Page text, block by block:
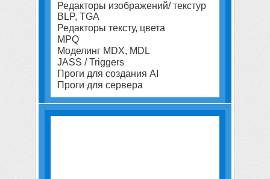
Редакторы изображений/ текстур
BLP, TGA
Редакторы тексту, цвета
MPQ
Моделинг MDX, MDL
JASS / Triggers
Проги для создания AI
Проги для сервера